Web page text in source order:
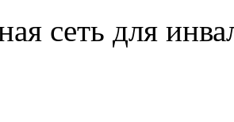
сеть для